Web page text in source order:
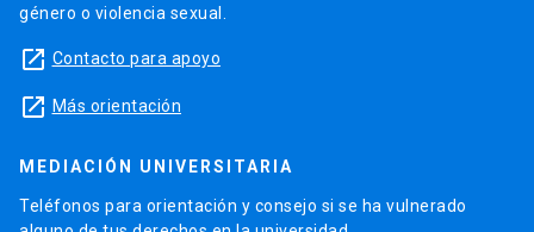
género o violencia sexual.
launch Contacto para apoyo
launch Más orientación
MEDIACIÓN UNIVERSITARIA
Teléfonos para orientación y consejo si se ha vulnerado